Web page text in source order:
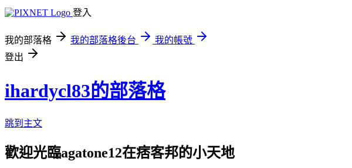
登入
我的部落格 我的部落格後台
我的帳號
登出
ihardycl83的部落格
跳到主文
歡迎光臨agatone12在痞客邦的小天地